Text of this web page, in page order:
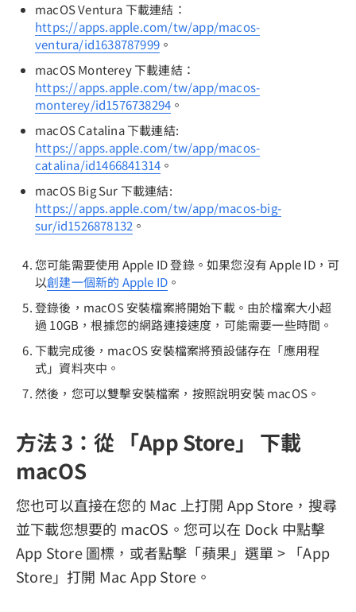
macOS Ventura 下載連結：
https://apps.apple.com/tw/app/macos-
ventura/id1638787999 。
macOS Monterey 下載連結：
https://apps.apple.com/tw/app/macos-
monterey/id1576738294 。
macOS Catalina 下載連結:
https://apps.apple.com/tw/app/macos-
catalina/id1466841314 。
macOS Big Sur 下載連結:
https://apps.apple.com/tw/app/macos-big-
sur/id1526878132 。
您可能需要使用 Apple ID 登錄。如果您沒有 Apple ID，可
以創建一個新的 Apple ID 。
登錄後，macOS 安裝檔案將開始下載。由於檔案大小超
過 10GB，根據您的網路連接速度，可能需要一些時間。
下載完成後，macOS 安裝檔案將預設儲存在「應用程
式」資料夾中。
然後，您可以雙擊安裝檔案，按照說明安裝 macOS。
方法 3：從 「App Store」 下載
macOS
您也可以直接在您的 Mac 上打開 App Store，搜尋
並下載您想要的 macOS。您可以在 Dock 中點擊
App Store 圖標，或者點擊「蘋果」選單 > 「App
Store」打開 Mac App Store。